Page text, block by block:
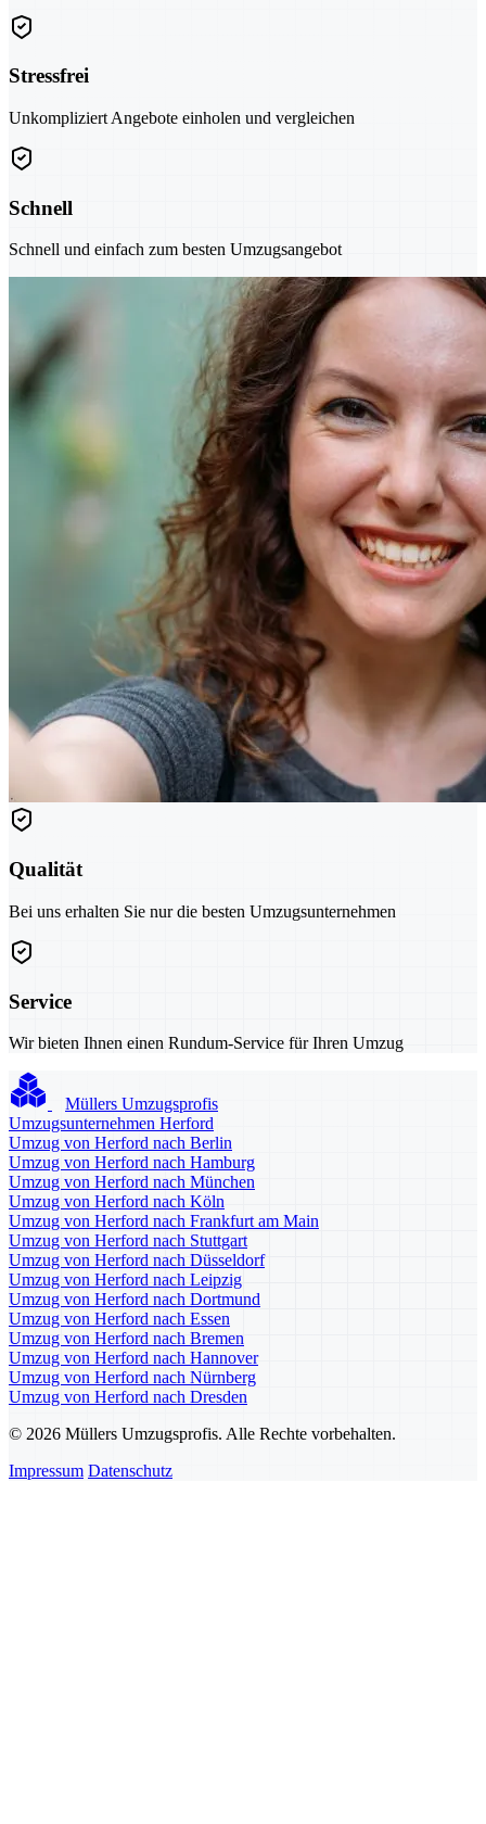
Stressfrei
Unkompliziert Angebote einholen und vergleichen
Schnell
Schnell und einfach zum besten Umzugsangebot
Qualität
Bei uns erhalten Sie nur die besten Umzugsunternehmen
Service
Wir bieten Ihnen einen Rundum-Service für Ihren Umzug
Müllers Umzugsprofis
Umzugsunternehmen Herford
Umzug von Herford nach Berlin
Umzug von Herford nach Hamburg
Umzug von Herford nach München
Umzug von Herford nach Köln
Umzug von Herford nach Frankfurt am Main
Umzug von Herford nach Stuttgart
Umzug von Herford nach Düsseldorf
Umzug von Herford nach Leipzig
Umzug von Herford nach Dortmund
Umzug von Herford nach Essen
Umzug von Herford nach Bremen
Umzug von Herford nach Hannover
Umzug von Herford nach Nürnberg
Umzug von Herford nach Dresden
© 2026 Müllers Umzugsprofis. Alle Rechte vorbehalten.
Impressum Datenschutz